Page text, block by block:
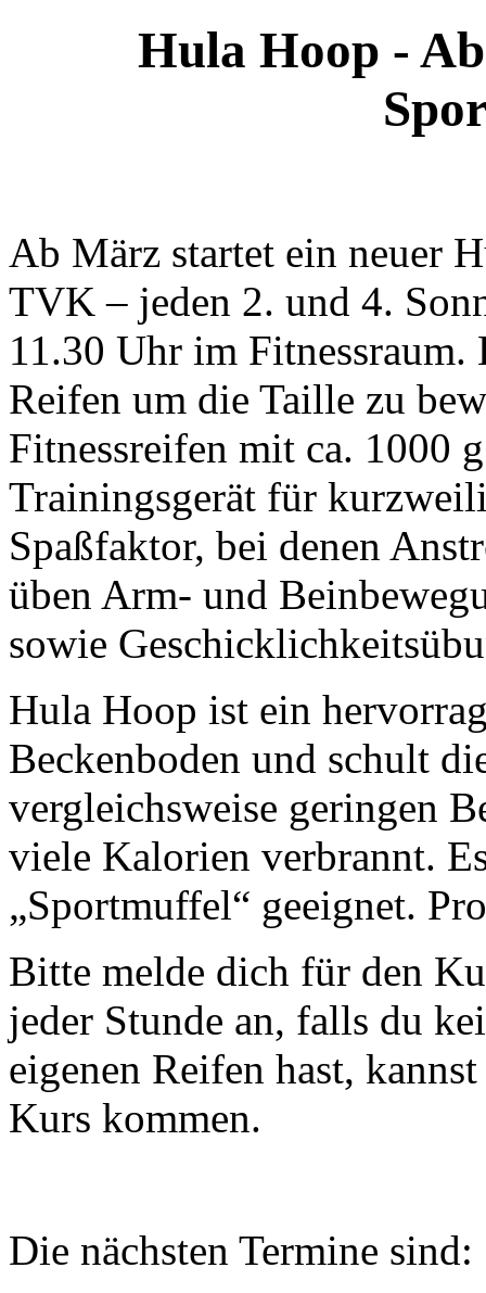
Hula Hoop -
Ab März startet ein neuer
TVK – jeden 2. und 4.
11.30 Uhr im Fitnessraum.
Reifen um die Taille zu
Fitnessreifen mit ca. 1000
Trainingsgerät für
Spaßfaktor, bei denen
üben Arm- und
sowie
Hula Hoop ist ein
Beckenboden und schult
vergleichsweise geringen
viele Kalorien verbrannt.
„Sportmuffel“ geeignet.
Bitte melde dich für den
jeder Stunde an, falls du
eigenen Reifen hast,
Kurs kommen.
Die nächsten Termine sind: